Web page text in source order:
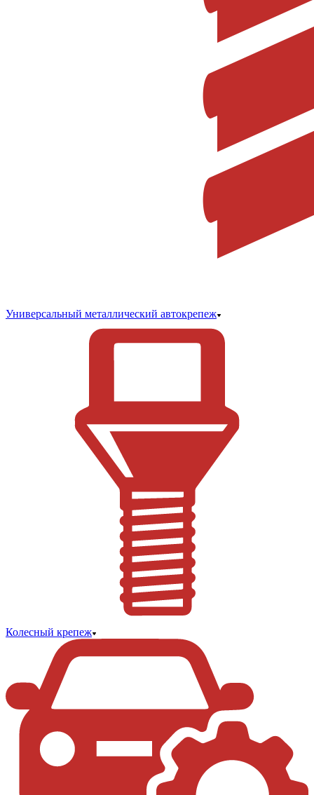
Универсальный металлический автокрепеж
Колесный крепеж